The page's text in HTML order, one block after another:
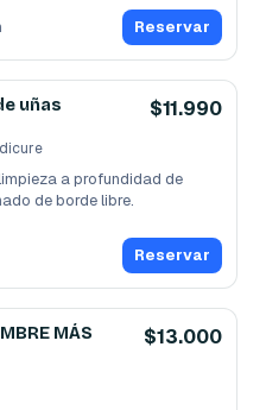
Reservar
uñas $11.990
a profundidad de
de borde libre.
Reservar
MÁS
$13.000